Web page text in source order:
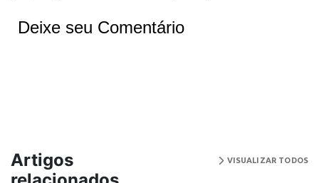
Deixe seu Comentário
Artigos
VISUALIZAR TODOS